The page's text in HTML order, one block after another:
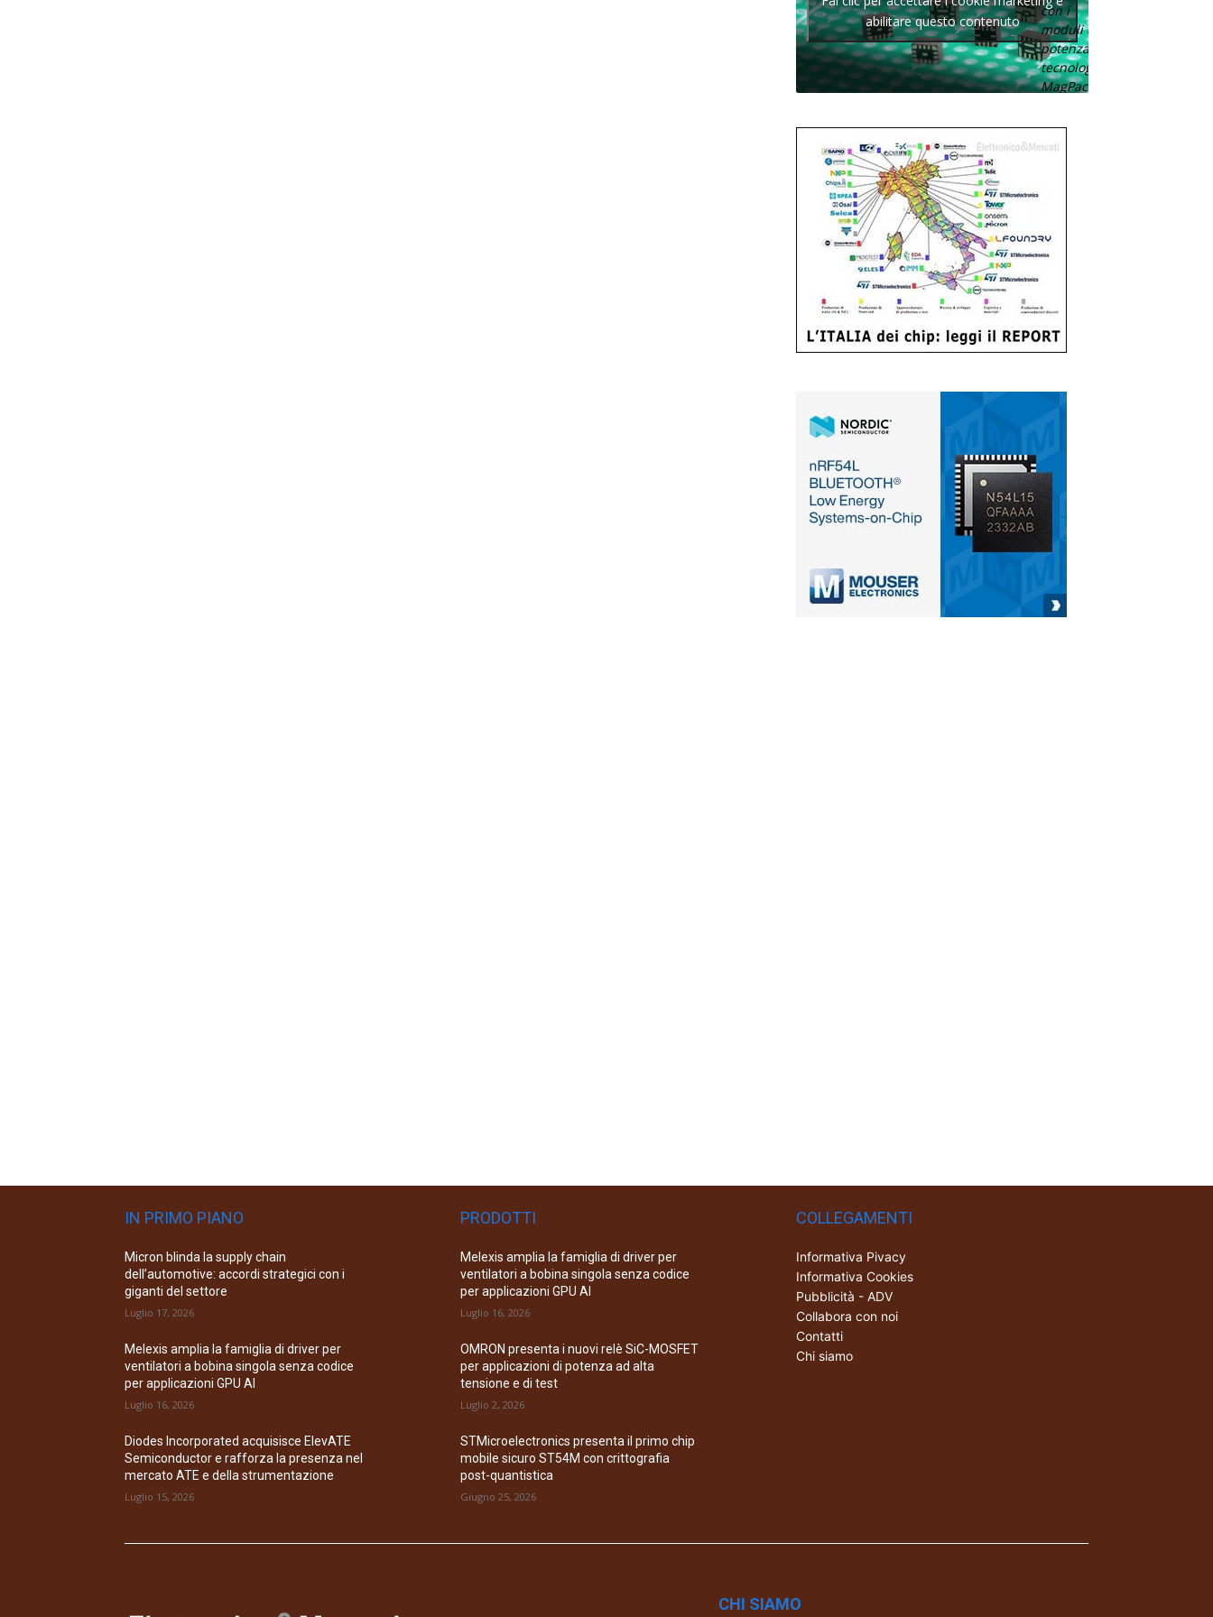
con i
moduli di
potenza con
tecnologia
MagPack.
abilitare questo contenuto
IN PRIMO PIANO
Micron blinda la supply chain
dell’automotive: accordi strategici con i
giganti del settore
Luglio 17, 2026
Melexis amplia la famiglia di driver per
ventilatori a bobina singola senza codice
per applicazioni GPU AI
Luglio 16, 2026
Diodes Incorporated acquisisce ElevATE
Semiconductor e rafforza la presenza nel
mercato ATE e della strumentazione
Luglio 15, 2026
PRODOTTI
Melexis amplia la famiglia di driver per
ventilatori a bobina singola senza codice
per applicazioni GPU AI
Luglio 16, 2026
OMRON presenta i nuovi relè SiC-MOSFET
per applicazioni di potenza ad alta
tensione e di test
Luglio 2, 2026
STMicroelectronics presenta il primo chip
mobile sicuro ST54M con crittografia
post-quantistica
Giugno 25, 2026
COLLEGAMENTI
Informativa Pivacy
Informativa Cookies
Pubblicità - ADV
Collabora con noi
Contatti
Chi siamo
CHI SIAMO